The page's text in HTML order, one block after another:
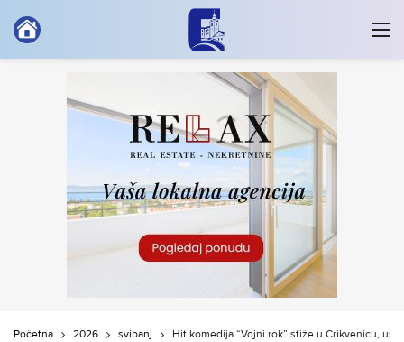
Početna 2026 svibanj Hit komedija “Vojni rok” stiže u Crikvenicu,